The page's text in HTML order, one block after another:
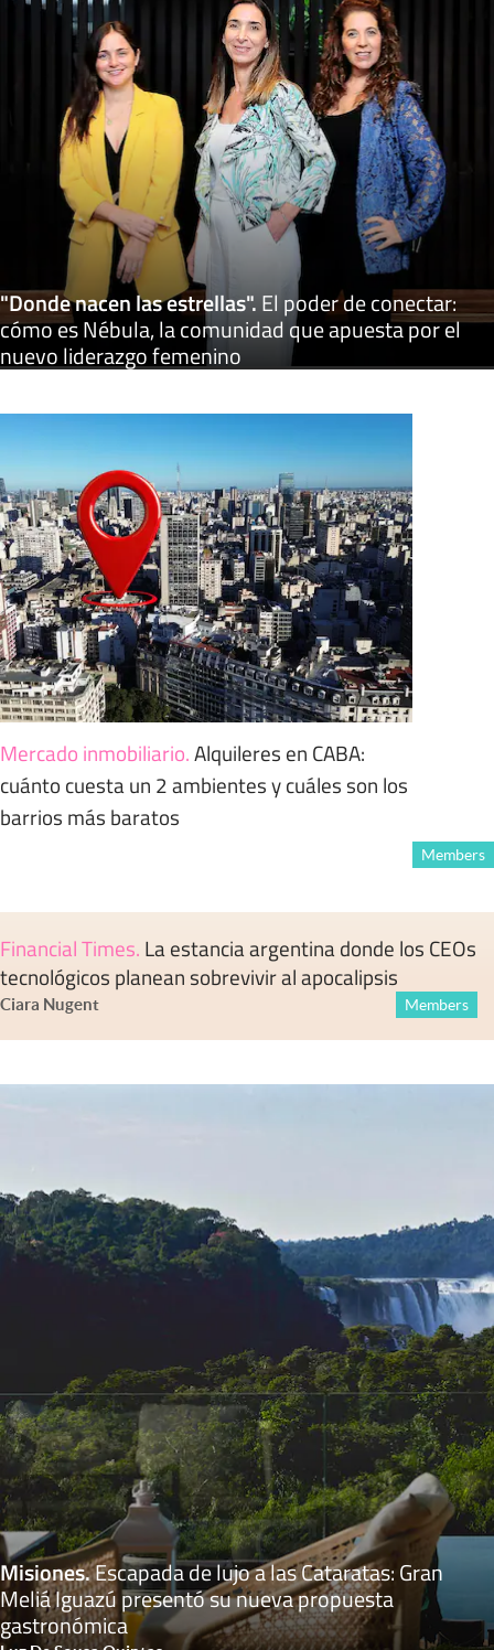
"Donde nacen las estrellas".El poder de conectar:
cómo es Nébula, la comunidad que apuesta por el
nuevo liderazgo femenino
Mercado inmobiliario.Alquileres en CABA:
cuánto cuesta un 2 ambientes y cuáles son los
barrios más baratos
Members
Financial Times. La estancia argentina donde los CEOs
tecnológicos planean sobrevivir al apocalipsis
Ciara Nugent Members
Misiones.Escapada de lujo a las Cataratas: Gran
Meliá Iguazú presentó su nueva propuesta
gastronómica